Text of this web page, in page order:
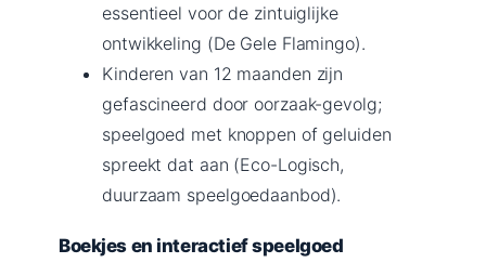
essentieel voor de zintuiglijke
ontwikkeling (De Gele Flamingo).
Kinderen van 12 maanden zijn
gefascineerd door oorzaak-gevolg;
speelgoed met knoppen of geluiden
spreekt dat aan (Eco-Logisch,
duurzaam speelgoedaanbod).
Boekjes en interactief speelgoed